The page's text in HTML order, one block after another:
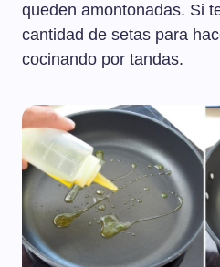
queden amontonadas. Si
cantidad de setas para
cocinando por tandas.